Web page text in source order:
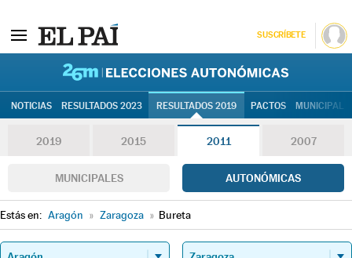
SUSCRÍBETE
NOTICIAS RESULTADOS 2023 RESULTADOS 2019 PACTOS
2019 2015 2011 2007
MUNICIPALES AUTONÓMICAS
Estás en: Aragón » Zaragoza » Bureta